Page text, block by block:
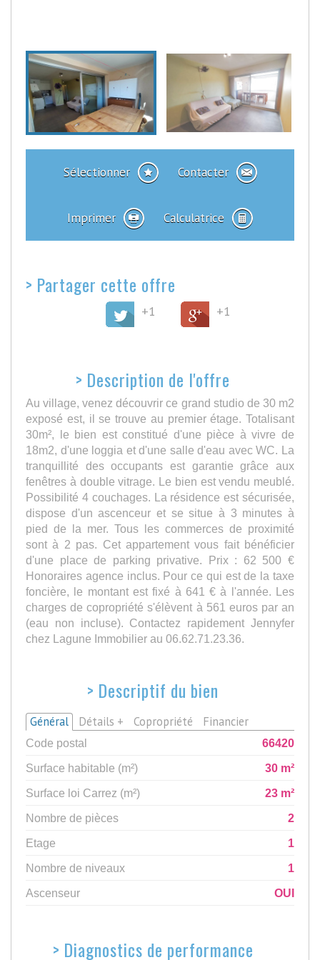
Sélectionner Contacter
Imprimer Calculatrice
> Partager cette offre
+1 +1
> Description de l'offre
Au village, venez découvrir ce grand studio de 30 m2
exposé est, il se trouve au premier étage. Totalisant
30m², le bien est constitué d'une pièce à vivre de
18m2, d'une loggia et d'une salle d'eau avec WC. La
tranquillité des occupants est garantie grâce aux
fenêtres à double vitrage. Le bien est vendu meublé.
Possibilité 4 couchages. La résidence est sécurisée,
dispose d'un ascenceur et se situe à 3 minutes à
pied de la mer. Tous les commerces de proximité
sont à 2 pas. Cet appartement vous fait bénéficier
d'une place de parking privative. Prix : 62 500 €
Honoraires agence inclus. Pour ce qui est de la taxe
foncière, le montant est fixé à 641 € à l'année. Les
charges de copropriété s'élèvent à 561 euros par an
(eau non incluse). Contactez rapidement Jennyfer
chez Lagune Immobilier au 06.62.71.23.36.
> Descriptif du bien
Général Détails + Copropriété Financier
Code postal
66420
Surface habitable (m²)
30 m²
Surface loi Carrez (m²)
23 m²
Nombre de pièces
2
Etage
1
Nombre de niveaux
1
Ascenseur
OUI
> Diagnostics de performance